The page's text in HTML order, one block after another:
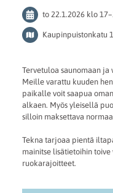
to 22.1.2026 klo 17–
Kaupinpuistonkatu
Tervetuloa saunomaan
Meille varattu kuuden
paikalle voit saapua
alkaen. Myös yleisellä
silloin maksettava
Tekna tarjoaa pientä
mainitse lisätietoihin
ruokarajoitteet.